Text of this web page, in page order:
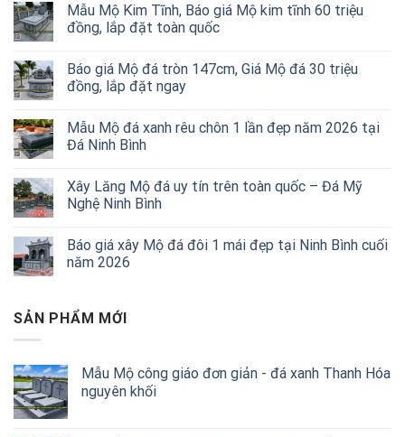
Mẫu Mộ Kim Tĩnh, Báo giá Mộ kim tĩnh 60 triệu
đồng, lắp đặt toàn quốc
Báo giá Mộ đá tròn 147cm, Giá Mộ đá 30 triệu
đồng, lắp đặt ngay
Mẫu Mộ đá xanh rêu chôn 1 lần đẹp năm 2026 tại
Đá Ninh Bình
Xây Lăng Mộ đá uy tín trên toàn quốc – Đá Mỹ
Nghệ Ninh Bình
Báo giá xây Mộ đá đôi 1 mái đẹp tại Ninh Bình cuối
năm 2026
SẢN PHẨM MỚI
Mẫu Mộ công giáo đơn giản - đá xanh Thanh Hóa
nguyên khối